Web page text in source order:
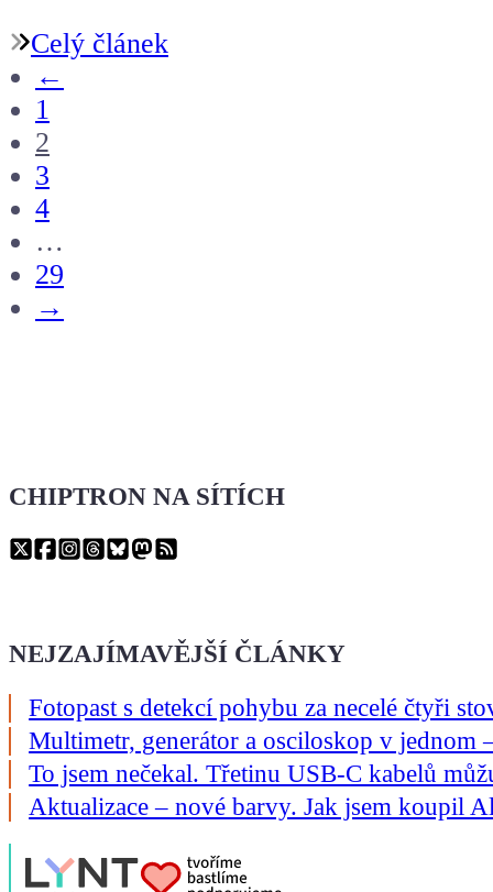
Celý článek
←
1
2
3
4
…
29
→
CHIPTRON NA SÍTÍCH
NEJZAJÍMAVĚJŠÍ ČLÁNKY
Fotopast s detekcí pohybu za necelé čtyři
Multimetr, generátor a osciloskop v jednom
To jsem nečekal. Třetinu USB-C kabelů
Aktualizace – nové barvy. Jak jsem koupil